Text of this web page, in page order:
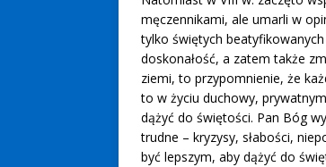
męczennikami, ale umarli w
tylko świętych
doskonałość, a zatem także
ziemi, to przypomnienie, że
to w życiu duchowy,
dążyć do świętości. Pan Bóg
trudne – kryzysy, słabości,
być lepszym, aby dążyć do